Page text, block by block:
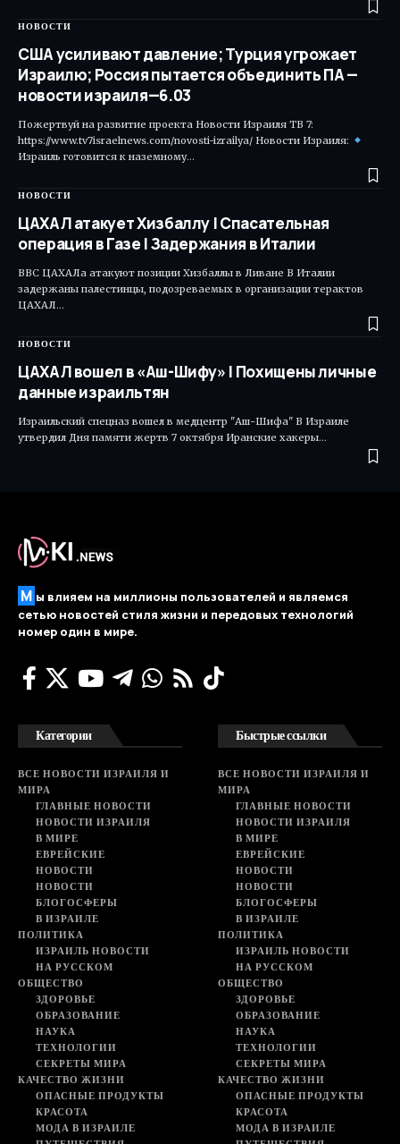
НОВОСТИ
США усиливают давление; Турция угрожает
Израилю; Россия пытается объединить ПА —
новости израиля—6.03
Пожертвуй на развитие проекта Новости Израиля ТВ 7:
https://www.tv7israelnews.com/novosti-izrailya/ Новости Израиля:
Израиль готовится к наземному…
НОВОСТИ
ЦАХАЛ атакует Хизбаллу | Спасательная
операция в Газе | Задержания в Италии
ВВС ЦАХАЛа атакуют позиции Хизбаллы в Ливане В Италии
задержаны палестинцы, подозреваемых в организации терактов
ЦАХАЛ…
НОВОСТИ
ЦАХАЛ вошел в «Аш-Шифу» | Похищены личные
данные израильтян
Израильский спецназ вошел в медцентр "Аш-Шифа" В Израиле
утвердил Дня памяти жертв 7 октября Иранские хакеры…
М ы влияем на миллионы пользователей и являемся
сетью новостей стиля жизни и передовых технологий
номер один в мире.
Категории
ВСЕ НОВОСТИ ИЗРАИЛЯ И
МИРА
ГЛАВНЫЕ НОВОСТИ
НОВОСТИ ИЗРАИЛЯ
В МИРЕ
ЕВРЕЙСКИЕ
НОВОСТИ
НОВОСТИ
БЛОГОСФЕРЫ
В ИЗРАИЛЕ
ПОЛИТИКА
ИЗРАИЛЬ НОВОСТИ
НА РУССКОМ
ОБЩЕСТВО
ЗДОРОВЬЕ
ОБРАЗОВАНИЕ
НАУКА
ТЕХНОЛОГИИ
СЕКРЕТЫ МИРА
КАЧЕСТВО ЖИЗНИ
ОПАСНЫЕ ПРОДУКТЫ
КРАСОТА
МОДА В ИЗРАИЛЕ
Быстрые ссылки
ВСЕ НОВОСТИ ИЗРАИЛЯ И
МИРА
ГЛАВНЫЕ НОВОСТИ
НОВОСТИ ИЗРАИЛЯ
В МИРЕ
ЕВРЕЙСКИЕ
НОВОСТИ
НОВОСТИ
БЛОГОСФЕРЫ
В ИЗРАИЛЕ
ПОЛИТИКА
ИЗРАИЛЬ НОВОСТИ
НА РУССКОМ
ОБЩЕСТВО
ЗДОРОВЬЕ
ОБРАЗОВАНИЕ
НАУКА
ТЕХНОЛОГИИ
СЕКРЕТЫ МИРА
КАЧЕСТВО ЖИЗНИ
ОПАСНЫЕ ПРОДУКТЫ
КРАСОТА
МОДА В ИЗРАИЛЕ